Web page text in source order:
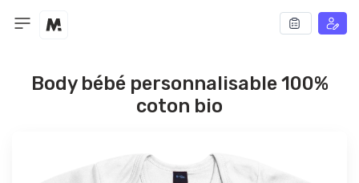
Body bébé personnalisable 100%
coton bio